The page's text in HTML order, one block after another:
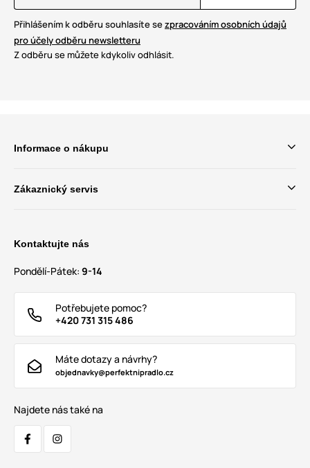
Přihlášením k odběru souhlasíte sezpracováním osobních údajů
pro účely odběru newsletteru
Z odběru se můžete kdykoliv odhlásit.
Informace o nákupu
Zákaznický servis
Kontaktujte nás
Pondělí-Pátek: 9-14
Potřebujete pomoc?
+420 731 315 486
Máte dotazy a návrhy?
objednavky@perfektnipradlo.cz
Najdete nás také na